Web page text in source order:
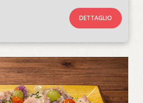
DETTAGLIO